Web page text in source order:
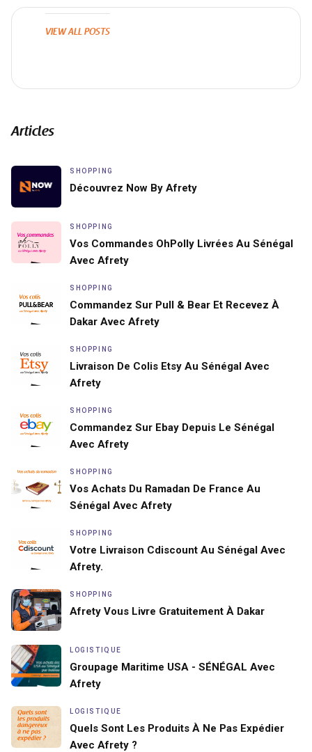
VIEW ALL POSTS
Articles
SHOPPING
Découvrez Now By Afrety
SHOPPING
Vos Commandes OhPolly Livrées Au Sénégal
Avec Afrety
SHOPPING
Commandez Sur Pull & Bear Et Recevez À
Dakar Avec Afrety
SHOPPING
Livraison De Colis Etsy Au Sénégal Avec
Afrety
SHOPPING
Commandez Sur Ebay Depuis Le Sénégal
Avec Afrety
SHOPPING
Vos Achats Du Ramadan De France Au
Sénégal Avec Afrety
SHOPPING
Votre Livraison Cdiscount Au Sénégal Avec
Afrety.
SHOPPING
Afrety Vous Livre Gratuitement À Dakar
LOGISTIQUE
Groupage Maritime USA - SÉNÉGAL Avec
Afrety
LOGISTIQUE
Quels Sont Les Produits À Ne Pas Expédier
Avec Afrety ?